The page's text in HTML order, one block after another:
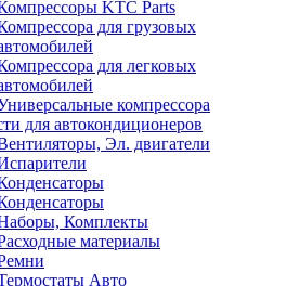
KTC Parts
для грузовых
для легковых
компрессора
для автокондиционеров
Эл. двигатели
Комплекты
материалы
Авто